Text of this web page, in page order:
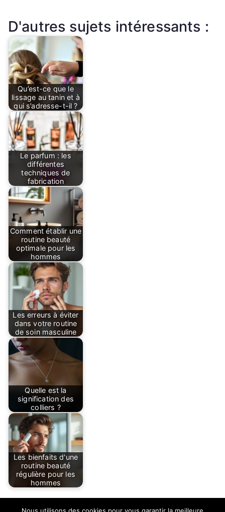
D'autres sujets intéressants :
Qu’est-ce que le
lissage au tanin et à
qui s’adresse-t-il ?
Le parfum : les
différentes
techniques de
fabrication
Comment établir une
routine beauté
optimale pour les
hommes
Les erreurs à éviter
dans votre routine
de soin masculine
Quelle est la
signification des
colliers ?
Les bienfaits d'une
routine beauté
régulière pour les
hommes